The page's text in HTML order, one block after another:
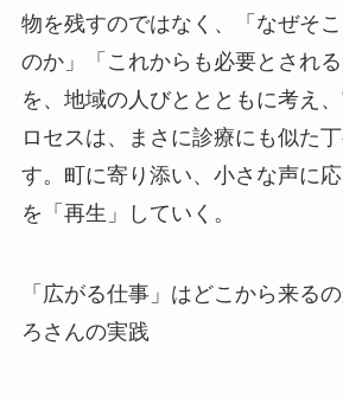
物を残すのではなく、「なぜそ
のか」「これからも必要とされる
を、地域の人びととともに考え
ロセスは、まさに診療にも似た
す。町に寄り添い、小さな声に
を「再生」していく。
「広がる仕事」はどこから来る
ろさんの実践